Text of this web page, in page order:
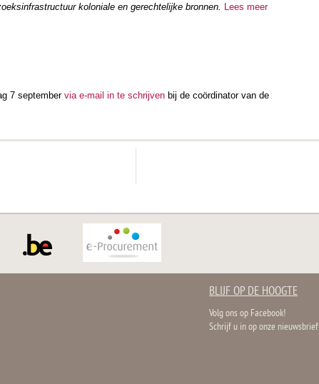
koloniale en gerechtelijke bronnen. Lees meer
7 september via e-mail in te schrijven bij de coördinator van de
BLIJF OP DE HOOGTE
Volg ons op Facebook!
Schrijf u in op onze nieuwsbrief